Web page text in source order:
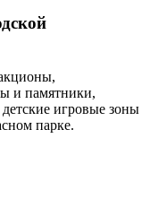
и памятники,
детские игровые зоны
парке.